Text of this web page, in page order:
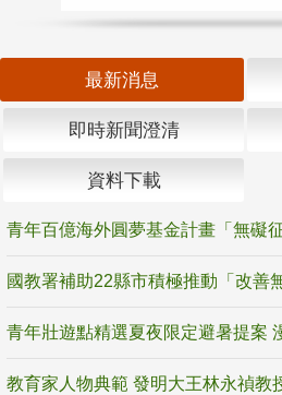
最新消息
即時新聞澄清
資料下載